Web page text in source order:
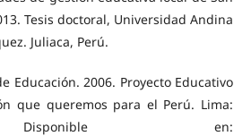
Tesis doctoral, Universidad Andina
Juliaca, Perú.
Educación. 2006. Proyecto Educativo
que queremos para el Perú. Lima:
en: